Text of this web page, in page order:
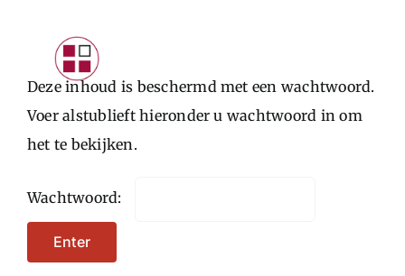
INTRODUCTIE
PARTICULIEREN
ONDERNEMERS
CONTACTFORMULIER
Deze inhoud is beschermd met een wachtwoord.
Voer alstublieft hieronder u wachtwoord in om
het te bekijken.
Wachtwoord: